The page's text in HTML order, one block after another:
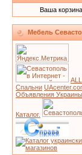
Ваша
Мебель
Спальни
Объявления
Каталог.